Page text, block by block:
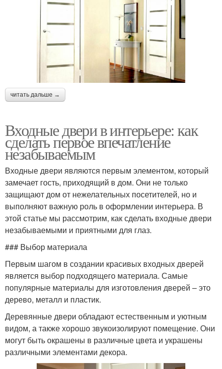
читать дальше →
Входные двери в интерьере: как
сделать первое впечатление
незабываемым
Входные двери являются первым элементом, который
замечает гость, приходящий в дом. Они не только
защищают дом от нежелательных посетителей, но и
выполняют важную роль в оформлении интерьера. В
этой статье мы рассмотрим, как сделать входные двери
незабываемыми и приятными для глаз.
### Выбор материала
Первым шагом в создании красивых входных дверей
является выбор подходящего материала. Самые
популярные материалы для изготовления дверей – это
дерево, металл и пластик.
Деревянные двери обладают естественным и уютным
видом, а также хорошо звукоизолируют помещение. Они
могут быть окрашены в различные цвета и украшены
различными элементами декора.